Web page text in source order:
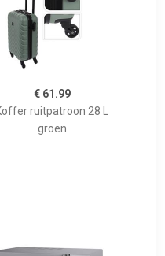
€ 61.99
ruitpatroon 28 L
groen